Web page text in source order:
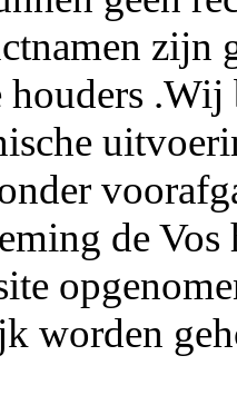
zijn
.Wij
de
worden